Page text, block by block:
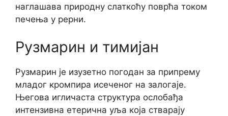
наглашава природну слаткоћу поврћа током
печења у рерни.
Рузмарин и тимијан
Рузмарин је изузетно погодан за припрему
младог кромпира исеченог на залогаје.
Његова игличаста структура ослобађа
интензивна етерична уља која стварају